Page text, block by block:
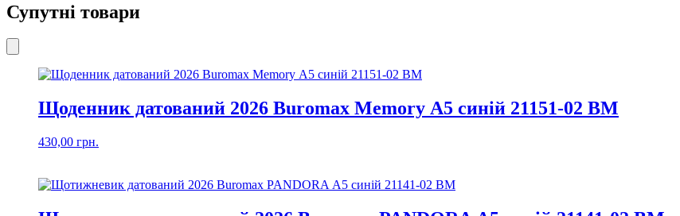
Супутні товари
Щоденник датований 2026 Buromax Memory А5 синій 21151-02 ВМ
430,00 грн.